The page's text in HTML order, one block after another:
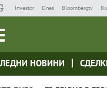
Investor Dnes Bloombergtv
НОВИНИ